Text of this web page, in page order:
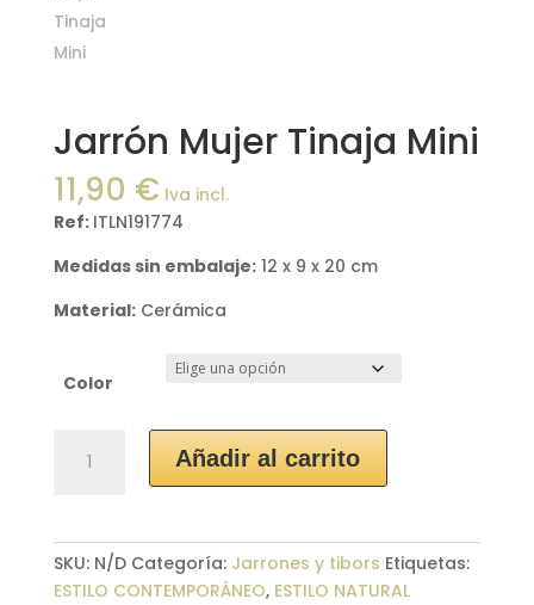
Jarrón Mujer Tinaja Mini
11,90 € Iva incl.
Ref: ITLN191774
Medidas sin embalaje:12 x 9 x 20 cm
Material:Cerámica
Color
Mujer
cantidad
Añadir al carrito
SKU: N/D Categoría: Jarrones y tibors Etiquetas:
ESTILO CONTEMPORÁNEO, ESTILO NATURAL